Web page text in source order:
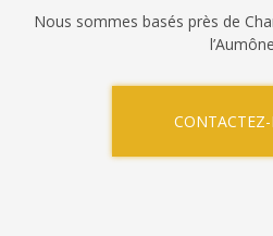
Nous sommes basés près de